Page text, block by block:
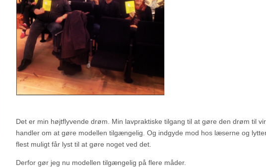
Det er min højtflyvende drøm. Min lavpraktiske tilgang til at gøre den drøm til
handler om at gøre modellen tilgængelig. Og indgyde mod hos læserne og
flest muligt får lyst til at gøre noget ved det.
Derfor gør jeg nu modellen tilgængelig på flere måder.